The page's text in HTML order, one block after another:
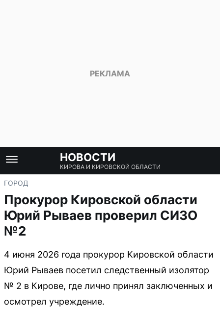
НОВОСТИ
КИРОВА И КИРОВСКОЙ ОБЛАСТИ
ГОРОД
Прокурор Кировской области
Юрий Рываев проверил СИЗО
№2
4 июня 2026 года прокурор Кировской области
Юрий Рываев посетил следственный изолятор
№ 2 в Кирове, где лично принял заключенных и
осмотрел учреждение.